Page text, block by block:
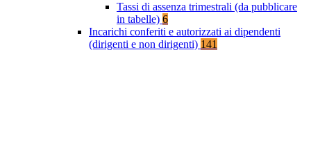
Tassi di assenza trimestrali (da pubblicare
in tabelle) 6
Incarichi conferiti e autorizzati ai dipendenti
(dirigenti e non dirigenti) 141